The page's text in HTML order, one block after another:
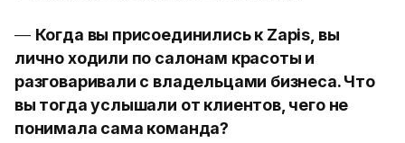
— Когда вы присоединились к Zapis, вы
лично ходили по салонам красоты и
разговаривали с владельцами бизнеса. Что
вы тогда услышали от клиентов, чего не
понимала сама команда?